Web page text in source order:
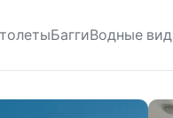
БаггиВодные